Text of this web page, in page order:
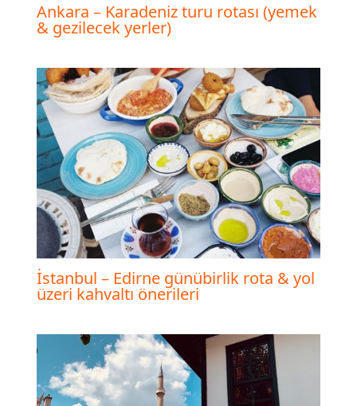
Ankara – Karadeniz turu rotası (yemek
& gezilecek yerler)
İstanbul – Edirne günübirlik rota & yol
üzeri kahvaltı önerileri